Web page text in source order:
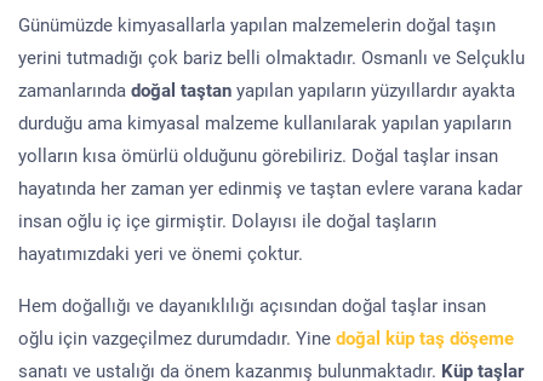
Günümüzde kimyasallarla yapılan malzemelerin doğal taşın
yerini tutmadığı çok bariz belli olmaktadır. Osmanlı ve Selçuklu
zamanlarında doğal taştan yapılan yapıların yüzyıllardır ayakta
durduğu ama kimyasal malzeme kullanılarak yapılan yapıların
yolların kısa ömürlü olduğunu görebiliriz. Doğal taşlar insan
hayatında her zaman yer edinmiş ve taştan evlere varana kadar
insan oğlu iç içe girmiştir. Dolayısı ile doğal taşların
hayatımızdaki yeri ve önemi çoktur.
Hem doğallığı ve dayanıklılığı açısından doğal taşlar insan
oğlu için vazgeçilmez durumdadır. Yine doğal küp taş döşeme
sanatı ve ustalığı da önem kazanmış bulunmaktadır. Küp taşlar